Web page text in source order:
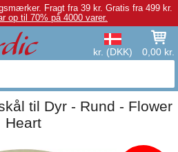
Fragt fra 39 kr. Gratis fra 499 kr.
op til 70% på 4000 varer.
kr. (DKK) 0,00 kr.
til Dyr - Rund - Flower
Heart